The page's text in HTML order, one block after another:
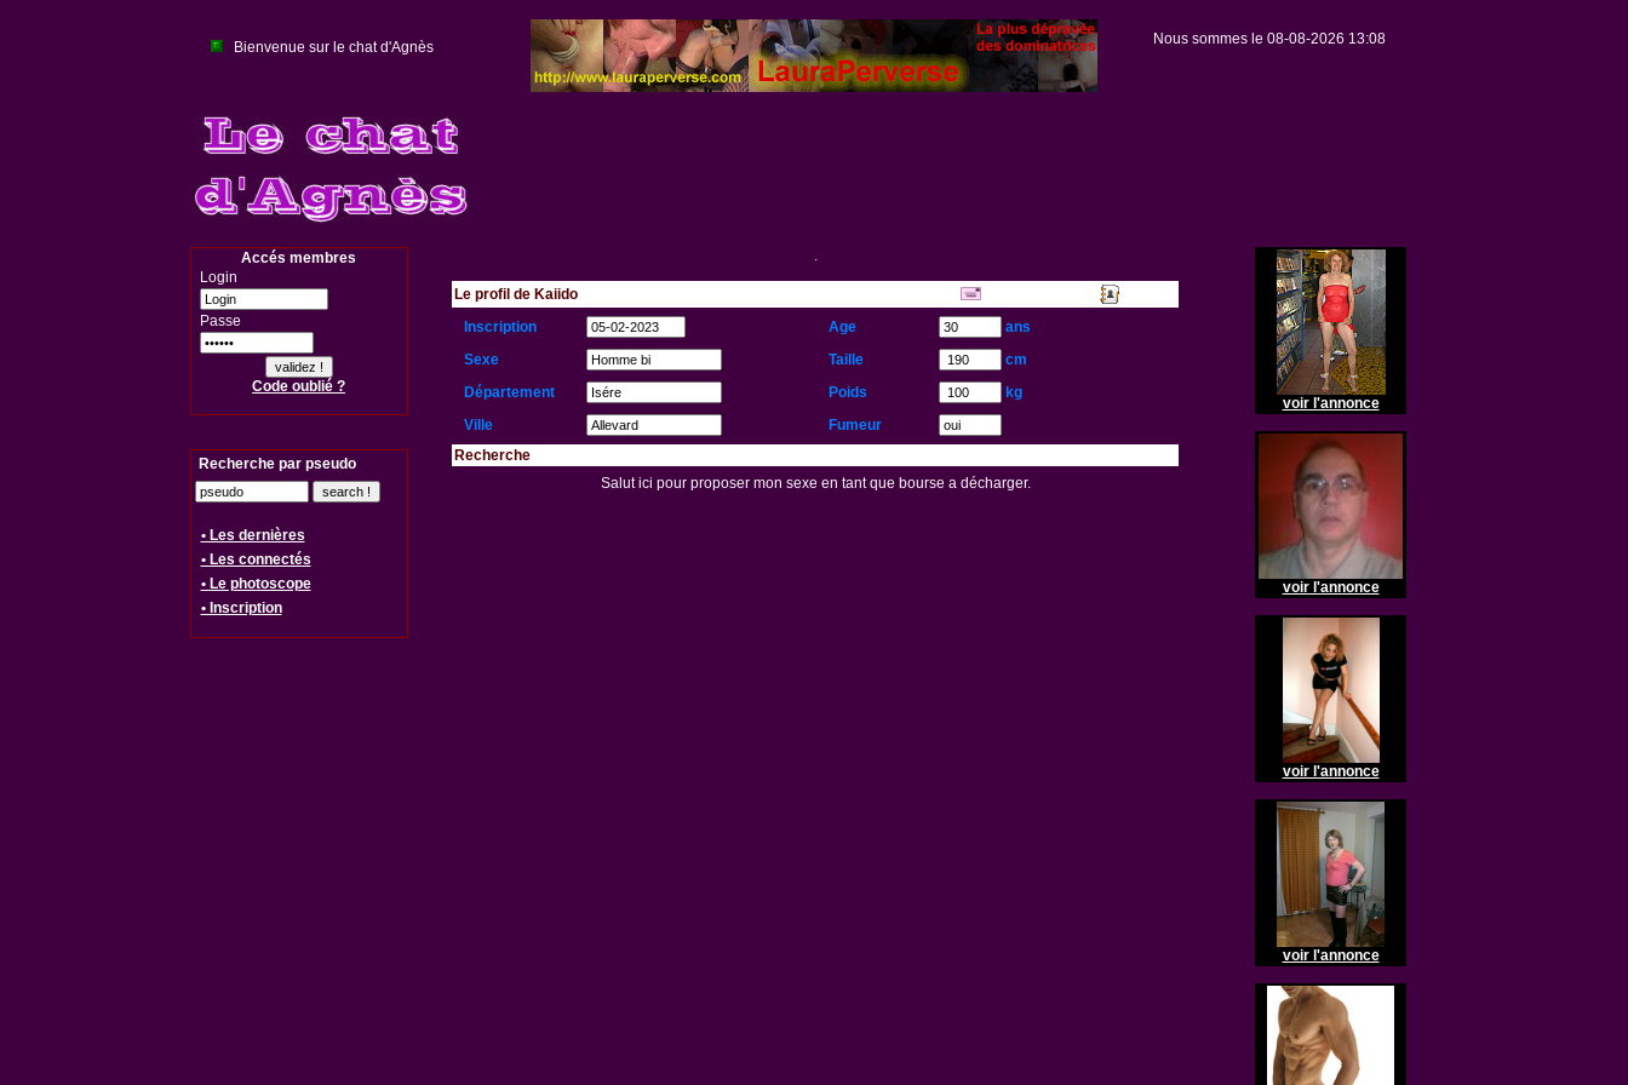
Bienvenue sur le chat d'Agnès Nous sommes le 08-08-2026 13:08
Accés membres
Login
Passe
Code oublié ?
Recherche par pseudo
• Les dernières
• Les connectés
• Le photoscope
• Inscription
.
Le profil de Kaiido
Inscription
Sexe
Département
Ville
Age
ans
Taille
cm
Poids
kg
Fumeur
Recherche
Salut ici pour proposer mon sexe en tant que bourse a décharger.
voir l'annonce
voir l'annonce
voir l'annonce
voir l'annonce